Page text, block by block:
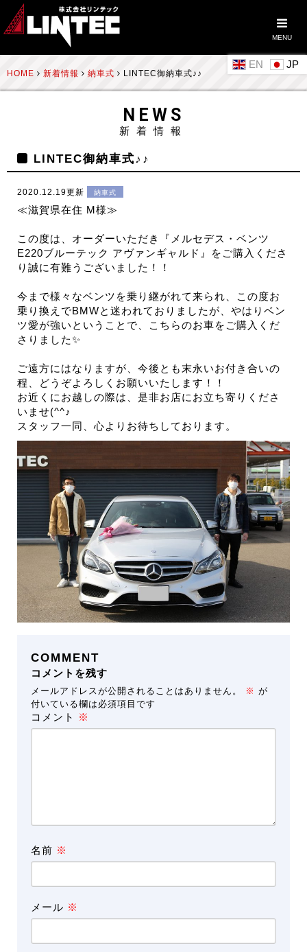
MENU
EN
HOME 新着情報 納車式 LINTEC御納車式♪♪
NEWS
新着情報
LINTEC御納車式♪♪
2020.12.19更新 納車式
≪滋賀県在住 M様≫
この度は、オーダーいただき『メルセデス・ベンツ
E220ブルーテック アヴァンギャルド』をご購入くださ
り誠に有難うございました！！
今まで様々なベンツを乗り継がれて来られ、この度お
乗り換えでBMWと迷われておりましたが、やはりベン
ツ愛が強いということで、こちらのお車をご購入くだ
さりました✨
ご遠方にはなりますが、今後とも末永いお付き合いの
程、どうぞよろしくお願いいたします！！
お近くにお越しの際は、是非お店にお立ち寄りくださ
いませ(^^♪
スタッフ一同、心よりお待ちしております。
COMMENT
コメントを残す
メールアドレスが公開されることはありません。 ※ が
付いている欄は必須項目です
コメント ※
名前 ※
メール ※